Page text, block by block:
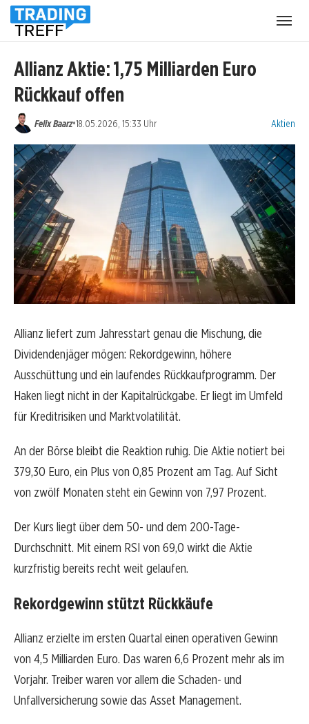
Allianz Aktie: 1,75 Milliarden Euro
Rückkauf offen
Felix Baarz•18.05.2026, 15:33 Uhr Aktien
Allianz liefert zum Jahresstart genau die Mischung, die
Dividendenjäger mögen: Rekordgewinn, höhere
Ausschüttung und ein laufendes Rückkaufprogramm. Der
Haken liegt nicht in der Kapitalrückgabe. Er liegt im Umfeld
für Kreditrisiken und Marktvolatilität.
An der Börse bleibt die Reaktion ruhig. Die Aktie notiert bei
379,30 Euro, ein Plus von 0,85 Prozent am Tag. Auf Sicht
von zwölf Monaten steht ein Gewinn von 7,97 Prozent.
Der Kurs liegt über dem 50- und dem 200-Tage-
Durchschnitt. Mit einem RSI von 69,0 wirkt die Aktie
kurzfristig bereits recht weit gelaufen.
Rekordgewinn stützt Rückkäufe
Allianz erzielte im ersten Quartal einen operativen Gewinn
von 4,5 Milliarden Euro. Das waren 6,6 Prozent mehr als im
Vorjahr. Treiber waren vor allem die Schaden- und
Unfallversicherung sowie das Asset Management.